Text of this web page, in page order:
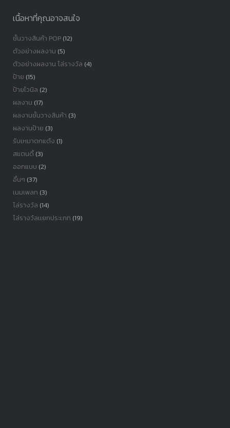
เนื้อหาที่คุณอาจสนใจ
ชั้นวางสินค้า POP(12)
ตัวอย่างผลงาน (5)
ตัวอย่างผลงาน โล่รางวัล (4)
ป้าย (15)
ป้ายไวนิล (2)
ผลงาน (17)
ผลงานชั้นวางสินค้า (3)
ผลงานป้าย (3)
รับเหมาตกแต้ง (1)
สแตนดี้(3)
ออกแบบ (2)
อื่นๆ (37)
เนมเพลท (3)
โล่รางวัล (14)
โล่รางวัลเเยกประเภท (19)